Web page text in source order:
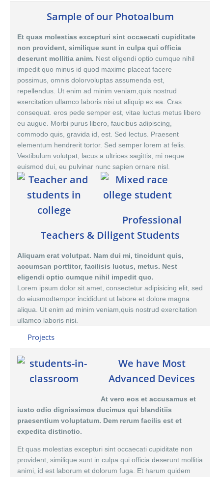
Sample of our Photoalbum
Et quas molestias excepturi sint occaecati cupiditate
non provident, similique sunt in culpa qui officia
deserunt mollitia anim. Nest eligendi optio cumque nihil
impedit quo minus id quod maxime placeat facere
possimus, omnis dolorvoluptas assumenda est,
repellendus. Ut enim ad minim veniam,quis nostrud
exercitation ullamco laboris nisi ut aliquip ex ea. Cras
consequat. eros pede semper est, vitae luctus metus libero
eu augue. Morbi purus libero, faucibus adipiscing,
commodo quis, gravida id, est. Sed lectus. Praesent
elementum hendrerit tortor. Sed semper lorem at felis.
Vestibulum volutpat, lacus a ultrices sagittis, mi neque
euismod dui, eu pulvinar nunc sapien ornare nisl.
Professional
Teachers & Diligent Students
Aliquam erat volutpat. Nam dui mi, tincidunt quis,
accumsan porttitor, facilisis luctus, metus. Nest
eligendi optio cumque nihil impedit quo.
Lorem ipsum dolor sit amet, consectetur adipisicing elit, sed
do eiusmodtempor incididunt ut labore et dolore magna
aliqua. Ut enim ad minim veniam,quis nostrud exercitation
ullamco laboris nisi.
Projects
We have Most
Advanced Devices
At vero eos et accusamus et
iusto odio dignissimos ducimus qui blanditiis
praesentium voluptatum. Dem rerum facilis est et
expedita distinctio.
Et quas molestias excepturi sint occaecati cupiditate non
provident, similique sunt in culpa qui officia deserunt mollitia
animi, id est laborum et dolorum fuga. Et harum quidem